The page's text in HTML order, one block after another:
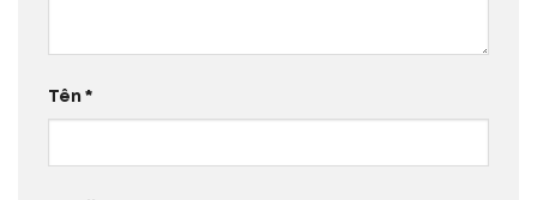
Tên *